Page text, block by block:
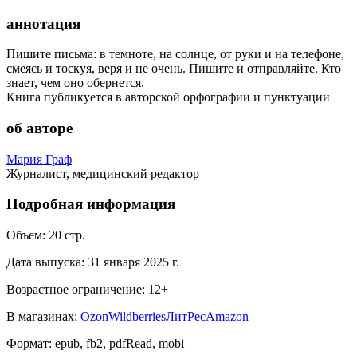
аннотация
Пишите письма: в темноте, на солнце, от руки и на телефоне,
смеясь и тоскуя, веря и не очень. Пишите и отправляйте. Кто
знает, чем оно обернется.
Книга публикуется в авторской орфографии и пунктуации
об авторе
Мария Граф
Журналист, медицинский редактор
Подробная информация
Объем: 20 стр.
Дата выпуска: 31 января 2025 г.
Возрастное ограничение: 12+
В магазинах: OzonWildberriesЛитРесAmazon
Формат: epub, fb2, pdfRead, mobi